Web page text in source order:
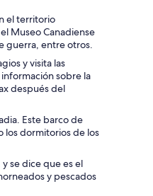
el territorio
Museo Canadiense
guerra, entre otros.
y visita las
sobre la
después del
Este barco de
los dormitorios de los
se dice que es el
y pescados